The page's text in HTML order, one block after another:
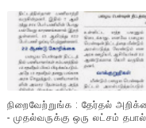
நிறைவேற்றுங்க : தேர்தல்
- முதல்வருக்கு ஒரு லட்சம்